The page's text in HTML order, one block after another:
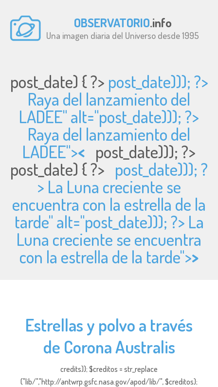
OBSERVATORIO.info
Una imagen diaria del Universo desde 1995
post_date) { ?> post_date))); ?>
Raya del lanzamiento del
LADEE" alt="post_date))); ?>
Raya del lanzamiento del
LADEE">< post_date))); ?>
post_date) { ?> post_date))); ?
> La Luna creciente se
encuentra con la estrella de la
tarde" alt="post_date))); ?> La
Luna creciente se encuentra
con la estrella de la tarde">>
Estrellas y polvo a través
de Corona Australis
credits)); $creditos = str_replace
("lib/","http://antwrp.gsfc.nasa.gov/apod/lib/", $creditos);